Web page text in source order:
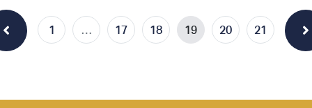
1 … 17 18 19 20 21